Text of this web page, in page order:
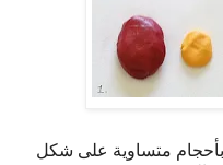
بأحجام متساوية على شكل